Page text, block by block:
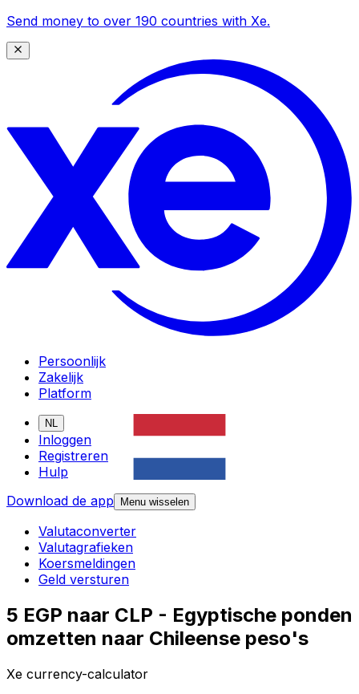
Send money to over 190 countries with Xe.
Persoonlijk
Zakelijk
Platform
NL
Inloggen
Registreren
Hulp
Download de app
Menu wisselen
Valutaconverter
Valutagrafieken
Koersmeldingen
Geld versturen
5 EGP naar CLP - Egyptische ponden
omzetten naar Chileense peso's
Xe currency-calculator